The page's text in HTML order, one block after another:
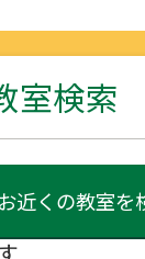
室検索
お近くの教室を